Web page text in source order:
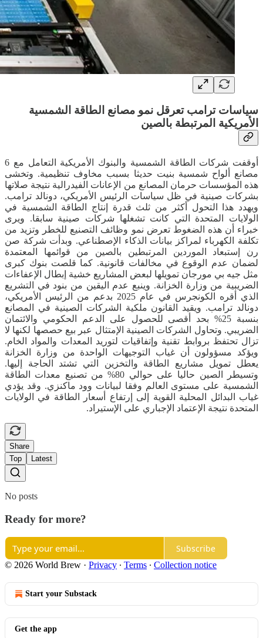
سياسات ترامب تعرقل نمو مصانع الطاقة الشمسية
الأمريكية المرتبطة بالصين
أوقفت شركات الطاقة الشمسية والبنوك الأمريكية التعامل مع 6
مصانع ألواح شمسية بنيت حديثا بسبب مخاوف تنظيمية. وتخشى
هذه المؤسسات حرمان المصانع من الإعانات الفيدرالية نتيجة صلاتها
بشركات صينية في ظل سياسات الرئيس الأمريكي، دونالد ترامب.
ويهدد هذا التحول أكثر من ثلث قدرة إنتاج الطاقة الشمسية في
الولايات المتحدة التي كانت تشغلها شركات صينية سابقا. ويرى
خبراء أن هذه الضغوط تعرض نمو وظائف التصنيع للخطر وتزيد من
تكلفة الكهرباء لمراكز بيانات الذكاء الإصطناعي. وبدأت شركة صن
رن إستبعاد الموردين المرتبطين بالصين من قوائمها المعتمدة
لضمان عدم الوقوع في مخالفات قانونية. كما قلصت بنوك كبرى
مثل جيه بي مورجان تمويلها لبعض المشاريع خشية إبطال الإعفاءات
الضريبية من وزارة الخزانة. وينبع عدم اليقين من بنود في التشريع
الذي أقره الكونجرس في عام 2025 بدعم من الرئيس الأمريكي،
دونالد ترامب. ويقيد القانون ملكية الشركات الصينية في المصانع
بنسبة 25% بحد أقصى للحصول على الدعم الحكومي والائتمان
الضريبي. وتحاول الشركات الصينية الإمتثال عبر بيع حصصها لكنها لا
تزال تحتفظ بروابط تقنية وإتفاقيات لتوريد المعدات والمواد الخام.
ويؤكد مسؤولون أن غياب التوجيهات الواحدة من وزارة الخزانة
يعطل تمويل مشاريع الطاقة والتخزين التي تشتد الحاجة إليها.
وتسيطر الصين حاليا على حوالي 80% من تصنيع معدات الطاقة
الشمسية على مستوى العالم وفقا لبيانات وود ماكنزي. وقد يؤدي
غياب البدائل المحلية القوية إلى إرتفاع أسعار الطاقة في الولايات
المتحدة نتيجة الإعتماد الإجباري على الإستيراد.
Share
Top
Latest
No posts
Ready for more?
Subscribe
© 2026 World Brew · Privacy ∙ Terms ∙ Collection notice
Start your Substack
Get the app